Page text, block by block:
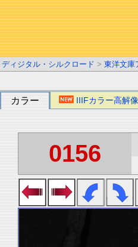
ディジタル・シルクロード > 東洋文庫
カラー IIIFカラー高解
0156